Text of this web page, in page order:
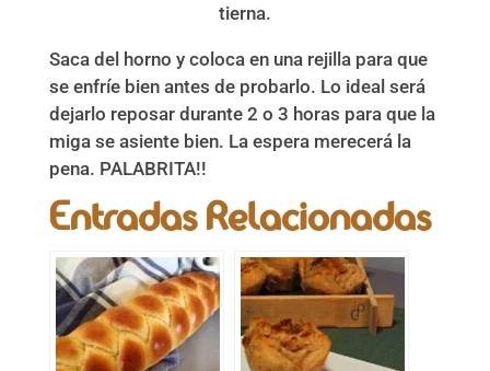
tierna.
Saca del horno y coloca en una rejilla para que
se enfríe bien antes de probarlo. Lo ideal será
dejarlo reposar durante 2 o 3 horas para que la
miga se asiente bien. La espera merecerá la
pena. PALABRITA!!
Entradas Relacionadas